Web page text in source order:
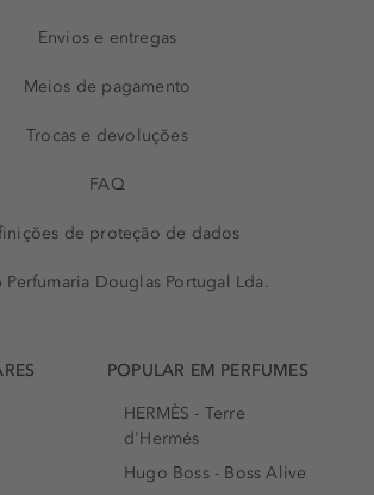
Envios e entregas
Meios de pagamento
Trocas e devoluções
FAQ
de proteção de dados
Douglas Portugal Lda.
POPULAR EM PERFUMES
HERMÈS - Terre
d'Hermés
Hugo Boss - Boss Alive